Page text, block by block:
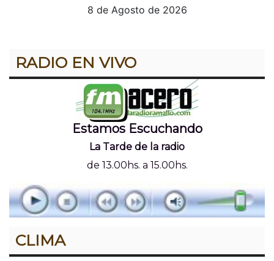
8 de Agosto de 2026
RADIO EN VIVO
Estamos Escuchando
La Tarde de la radio
de 13.00hs. a 15.00hs.
CLIMA